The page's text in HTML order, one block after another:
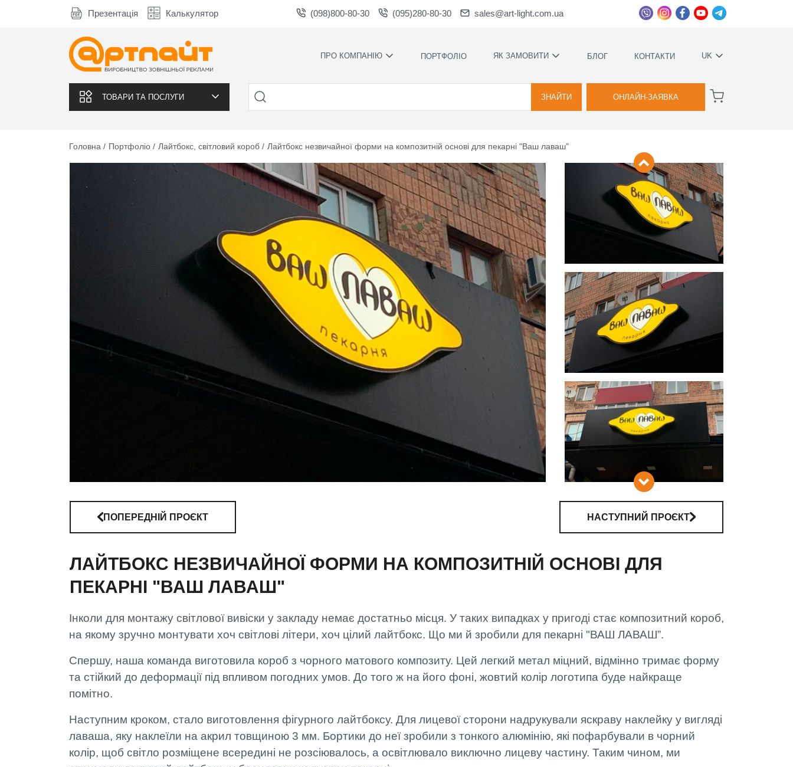
Презентація Калькулятор (098)800-80-30 (095)280-80-30 sales@art-light.com.ua
ПРО КОМПАНІЮ
ПОДЯКИ
СПІВПРАЦЯ
ЗАВАНТАЖЕННЯ
ПОРТФОЛІО ЯК ЗАМОВИТИ
НАШІ ПЕРЕВАГИ
КОНТРОЛЬ
РОЗРАХУНКОВИЙ
ЧАС
ВИРОБНИЦТВА
ХУДОЖНЄ
ОФОРМЛЕНЯ
МОНТАЖ СВОЇМИ
СИЛАМИ
МОНТАЖ
ФАХІВЦЯМИ РВК
АРТЛАЙТ
ОПЛАТА ТА
ДОСТАВКА
БЛОГ КОНТАКТИ UK
РУССКИЙ
ТОВАРИ ТА ПОСЛУГИ ЗНАЙТИ ОНЛАЙН-ЗАЯВКА
Головна Портфоліо Лайтбокс, світловий короб Лайтбокс незвичайної форми на композитній основі для пекарні "Ваш лаваш"
ПОПЕРЕДНІЙ ПРОЄКТ НАСТУПНИЙ ПРОЄКТ
ЛАЙТБОКС НЕЗВИЧАЙНОЇ ФОРМИ НА КОМПОЗИТНІЙ ОСНОВІ ДЛЯ
ПЕКАРНІ "ВАШ ЛАВАШ"
Інколи для монтажу світлової вивіски у закладу немає достатньо місця. У таких випадках у пригоді стає композитний короб,
на якому зручно монтувати хоч світлові літери, хоч цілий лайтбокс. Що ми й зробили для пекарні "ВАШ ЛАВАШ”.
Спершу, наша команда виготовила короб з чорного матового композиту. Цей легкий метал міцний, відмінно тримає форму
та стійкий до деформації під впливом погодних умов. До того ж на його фоні, жовтий колір логотипа буде найкраще
помітно.
Наступним кроком, стало виготовлення фігурного лайтбоксу. Для лицевої сторони надрукували яскраву наклейку у вигляді
лаваша, яку наклеїли на акрил товщиною 3 мм. Бортики до неї зробили з тонкого алюмінію, які пофарбували в чорний
колір, щоб світло розміщене всередині не розсіювалось, а освітлювало виключно лицеву частину. Таким чином, ми